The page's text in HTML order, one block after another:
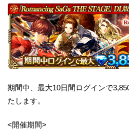
期間中、最大10日間ログインで
たします。
<開催期間>